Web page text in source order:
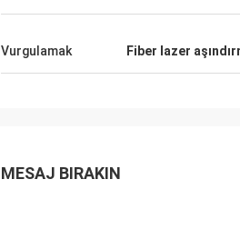
Vurgulamak Fiber lazer
MESAJ BIRAKIN